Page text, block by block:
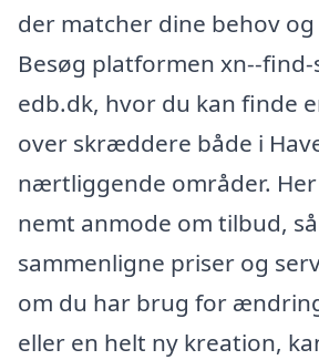
der matcher dine behov
Besøg platformen xn--
edb.dk, hvor du kan finde
over skræddere både i
nærtliggende områder. Her
nemt anmode om tilbud,
sammenligne priser og
om du har brug for
eller en helt ny kreation,